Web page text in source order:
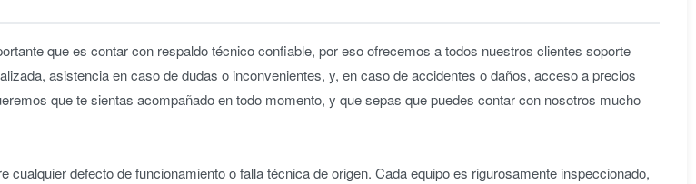
que es contar con respaldo técnico confiable, por eso ofrecemos a todos nuestros clientes soporte
asistencia en caso de dudas o inconvenientes, y, en caso de accidentes o daños, acceso a precios
que te sientas acompañado en todo momento, y que sepas que puedes contar con nosotros mucho
defecto de funcionamiento o falla técnica de origen. Cada equipo es rigurosamente inspeccionado,